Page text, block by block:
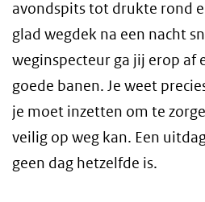
avondspits tot drukte rond
glad wegdek na een nacht
weginspecteur ga jij erop af
goede banen. Je weet
je moet inzetten om te
veilig op weg kan. Een
geen dag hetzelfde is.